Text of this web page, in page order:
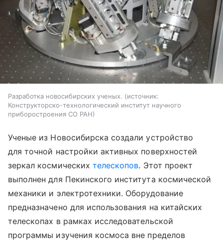
Разработка новосибирских ученых.
источник:
Конструкторско-технологический институт научного
приборостроения СО РАН
Ученые из Новосибирска создали устройство
для точной настройки активных поверхностей
зеркал космических телескопов. Этот проект
выполнен для Пекинского института космической
механики и электротехники. Оборудование
предназначено для использования на китайских
телескопах в рамках исследовательской
программы изучения космоса вне пределов